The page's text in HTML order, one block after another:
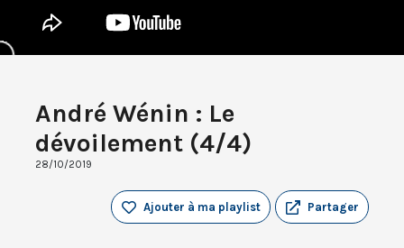
André Wénin : Le
dévoilement (4/4)
28/10/2019
Partager
Ajouter à ma playlist